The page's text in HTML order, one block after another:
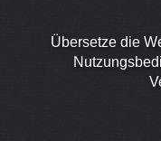
Übersetze die